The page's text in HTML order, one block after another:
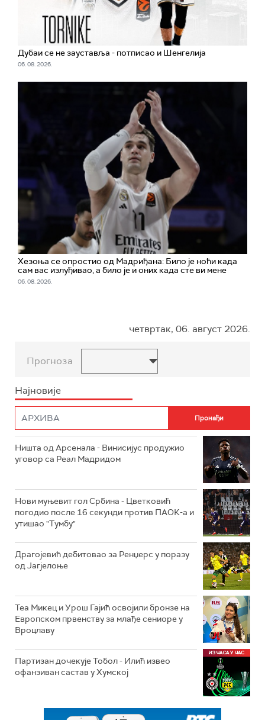
Дубаи се не зауставља - потписао и Шенгелија
06. 08. 2026.
Хезоња се опростио од Мадриђана: Било је ноћи када
сам вас излуђивао, а било је и оних када сте ви мене
06. 08. 2026.
четвртак, 06. август 2026.
Прогноза
Најновије
Ништа од Арсенала - Винисијус продужио
уговор са Реал Мадридом
Нови муњевит гол Србина - Цветковић
погодио после 16 секунди против ПАОК-а и
утишао "Тумбу"
Драгојевић дебитовао за Ренџерс у поразу
од Јагјелоње
Теа Микец и Урош Гајић освојили бронзе на
Европском првенству за млађе сениоре у
Вроцлаву
Партизан дочекује Тобол - Илић извео
офанзиван састав у Хумској